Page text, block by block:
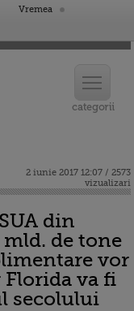
Vremea
2 iunie 2017 12:07 / 2573
vizualizari
din
de tone
vor
va fi
secolului